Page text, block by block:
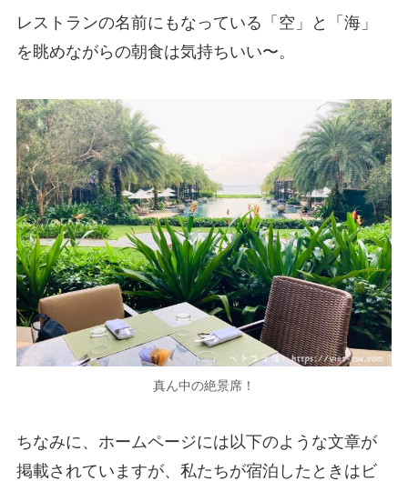
レストランの名前にもなっている「空」と「海」
を眺めながらの朝食は気持ちいい〜。
真ん中の絶景席！
ちなみに、ホームページには以下のような文章が
掲載されていますが、私たちが宿泊したときはビ